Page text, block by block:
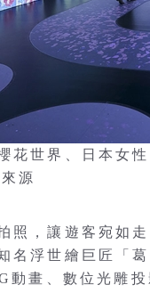
花世界、日本女
源
照，讓遊客宛如
名浮世繪巨匠「
動畫、數位光雕